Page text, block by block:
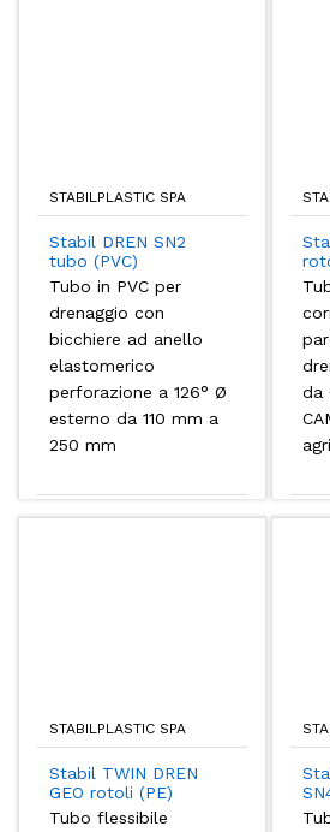
STABILPLASTIC SPA
Stabil DREN SN2
tubo (PVC)
Tubo in PVC per
drenaggio con
bicchiere ad anello
elastomerico
perforazione a 126° Ø
esterno da 110 mm a
250 mm
da
STABILPLASTIC SPA
Stabil TWIN DREN
GEO rotoli (PE)
Tubo flessibile